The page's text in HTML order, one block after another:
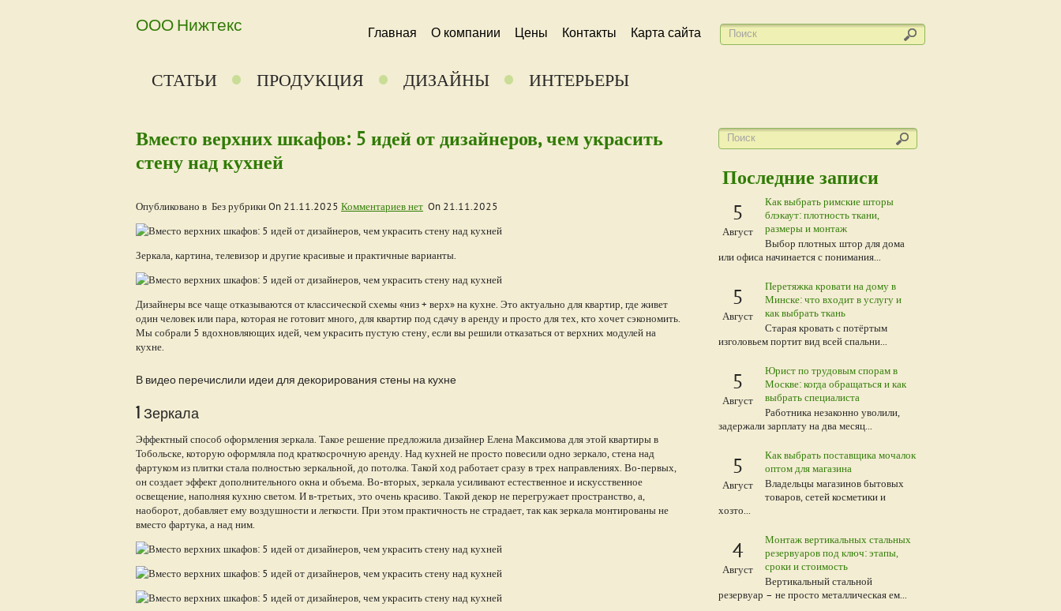
ООО Нижтекс Главная О компании Цены Контакты Карта сайта
СТАТЬИ ПРОДУКЦИЯ ДИЗАЙНЫ ИНТЕРЬЕРЫ
Последние записи
5
Август
Как выбрать римские шторы
блэкаут: плотность ткани,
размеры и монтаж
Выбор плотных штор для дома
или офиса начинается с понимания...
5
Август
Перетяжка кровати на дому в
Минске: что входит в услугу и
как выбрать ткань
Старая кровать с потёртым
изголовьем портит вид всей спальни...
5
Август
Юрист по трудовым спорам в
Москве: когда обращаться и как
выбрать специалиста
Работника незаконно уволили,
задержали зарплату на два месяц...
5
Август
Как выбрать поставщика мочалок
оптом для магазина
Владельцы магазинов бытовых
товаров, сетей косметики и
хозто...
4
Август
Монтаж вертикальных стальных
резервуаров под ключ: этапы,
сроки и стоимость
Вертикальный стальной
резервуар – не просто металлическая ем...
Вместо верхних шкафов: 5 идей от дизайнеров, чем украсить
стену над кухней
Опубликовано в Без рубрики On 21.11.2025 Комментариев нет On 21.11.2025
Зеркала, картина, телевизор и другие красивые и практичные варианты.
Дизайнеры все чаще отказываются от классической схемы «низ + верх» на кухне. Это актуально для квартир, где живет
один человек или пара, которая не готовит много, для квартир под сдачу в аренду и просто для тех, кто хочет сэкономить.
Мы собрали 5 вдохновляющих идей, чем украсить пустую стену, если вы решили отказаться от верхних модулей на
кухне.
В видео перечислили идеи для декорирования стены на кухне
1 Зеркала
Эффектный способ оформления зеркала. Такое решение предложила дизайнер Елена Максимова для этой квартиры в
Тобольске, которую оформляла под краткосрочную аренду. Над кухней не просто повесили одно зеркало, стена над
фартуком из плитки стала полностью зеркальной, до потолка. Такой ход работает сразу в трех направлениях. Во-первых,
он создает эффект дополнительного окна и объема. Во-вторых, зеркала усиливают естественное и искусственное
освещение, наполняя кухню светом. И в-третьих, это очень красиво. Такой декор не перегружает пространство, а,
наоборот, добавляет ему воздушности и легкости. При этом практичность не страдает, так как зеркала монтированы не
вместо фартука, а над ним.